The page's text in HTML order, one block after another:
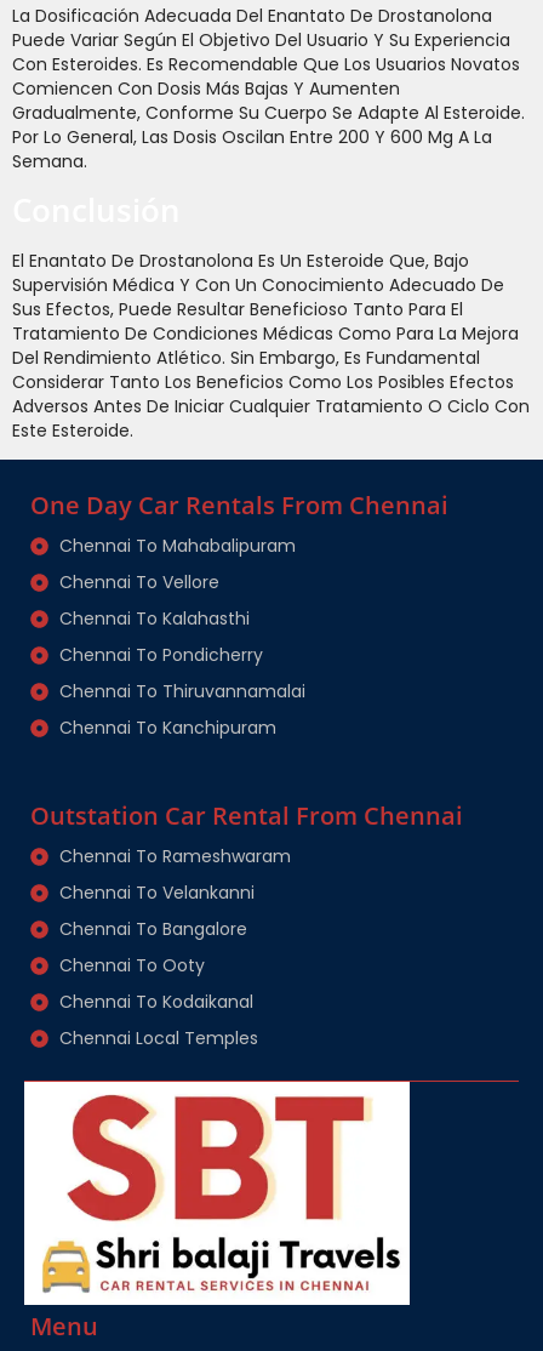
La Dosificación Adecuada Del Enantato De Drostanolona
Puede Variar Según El Objetivo Del Usuario Y Su Experiencia
Con Esteroides. Es Recomendable Que Los Usuarios Novatos
Comiencen Con Dosis Más Bajas Y Aumenten
Gradualmente, Conforme Su Cuerpo Se Adapte Al Esteroide.
Por Lo General, Las Dosis Oscilan Entre 200 Y 600 Mg A La
Semana.
El Enantato De Drostanolona Es Un Esteroide Que, Bajo
Supervisión Médica Y Con Un Conocimiento Adecuado De
Sus Efectos, Puede Resultar Beneficioso Tanto Para El
Tratamiento De Condiciones Médicas Como Para La Mejora
Del Rendimiento Atlético. Sin Embargo, Es Fundamental
Considerar Tanto Los Beneficios Como Los Posibles Efectos
Adversos Antes De Iniciar Cualquier Tratamiento O Ciclo Con
Este Esteroide.
One Day Car Rentals From Chennai
Chennai To Mahabalipuram
Chennai To Vellore
Chennai To Kalahasthi
Chennai To Pondicherry
Chennai To Thiruvannamalai
Chennai To Kanchipuram
Outstation Car Rental From Chennai
Chennai To Rameshwaram
Chennai To Velankanni
Chennai To Bangalore
Chennai To Ooty
Chennai To Kodaikanal
Chennai Local Temples
Menu